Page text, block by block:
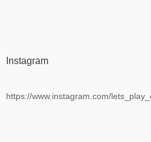
Instagram
https://www.instagram.com/